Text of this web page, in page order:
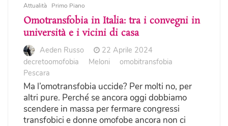
Attualità Primo Piano
Omotransfobia in Italia: tra i convegni in
università e i vicini di casa
Aeden Russo
22 Aprile 2024
decretoomofobia
Meloni
omobitransfobia
Pescara
Ma l’omotransfobia uccide? Per molti no, per
altri pure. Perché se ancora oggi dobbiamo
scendere in massa per fermare congressi
transfobici e donne omofobe ancora non ci